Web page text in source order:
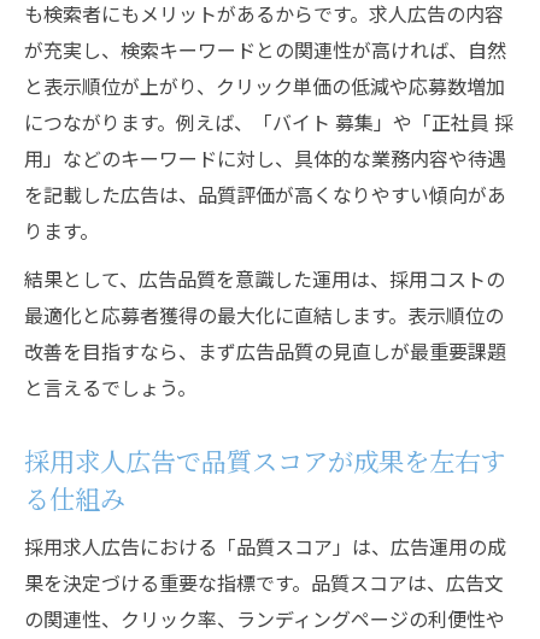
も検索者にもメリットがあるからです。求人広告の内容
が充実し、検索キーワードとの関連性が高ければ、自然
と表示順位が上がり、クリック単価の低減や応募数増加
につながります。例えば、「バイト 募集」や「正社員 採
用」などのキーワードに対し、具体的な業務内容や待遇
を記載した広告は、品質評価が高くなりやすい傾向があ
ります。
結果として、広告品質を意識した運用は、採用コストの
最適化と応募者獲得の最大化に直結します。表示順位の
改善を目指すなら、まず広告品質の見直しが最重要課題
と言えるでしょう。
採用求人広告で品質スコアが成果を左右す
る仕組み
採用求人広告における「品質スコア」は、広告運用の成
果を決定づける重要な指標です。品質スコアは、広告文
の関連性、クリック率、ランディングページの利便性や